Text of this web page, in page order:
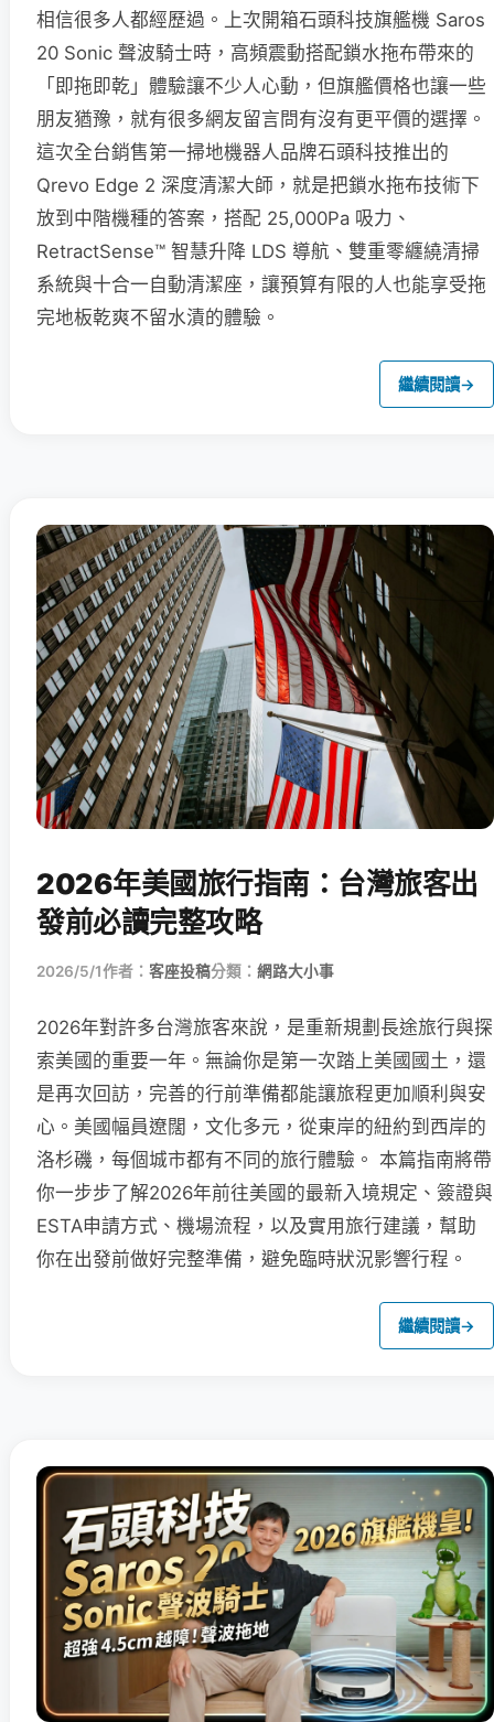
相信很多人都經歷過。上次開箱石頭科技旗艦機 Saros
20 Sonic 聲波騎士時，高頻震動搭配鎖水拖布帶來的
「即拖即乾」體驗讓不少人心動，但旗艦價格也讓一些
朋友猶豫，就有很多網友留言問有沒有更平價的選擇。
這次全台銷售第一掃地機器人品牌石頭科技推出的
Qrevo Edge 2 深度清潔大師，就是把鎖水拖布技術下
放到中階機種的答案，搭配 25,000Pa 吸力、
RetractSense™ 智慧升降 LDS 導航、雙重零纏繞清掃
系統與十合一自動清潔座，讓預算有限的人也能享受拖
完地板乾爽不留水漬的體驗。
繼續閱讀→
2026年美國旅行指南：台灣旅客出
發前必讀完整攻略
2026/5/1作者： 客座投稿分類： 網路大小事
2026年對許多台灣旅客來說，是重新規劃長途旅行與探
索美國的重要一年。無論你是第一次踏上美國國土，還
是再次回訪，完善的行前準備都能讓旅程更加順利與安
心。美國幅員遼闊，文化多元，從東岸的紐約到西岸的
洛杉磯，每個城市都有不同的旅行體驗。 本篇指南將帶
你一步步了解2026年前往美國的最新入境規定、簽證與
ESTA申請方式、機場流程，以及實用旅行建議，幫助
你在出發前做好完整準備，避免臨時狀況影響行程。
繼續閱讀→